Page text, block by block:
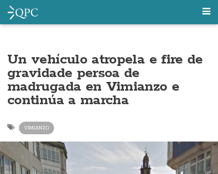
Un vehículo atropela e fire de
gravidade persoa de
madrugada en Vimianzo e
continúa a marcha
VIMIANZO